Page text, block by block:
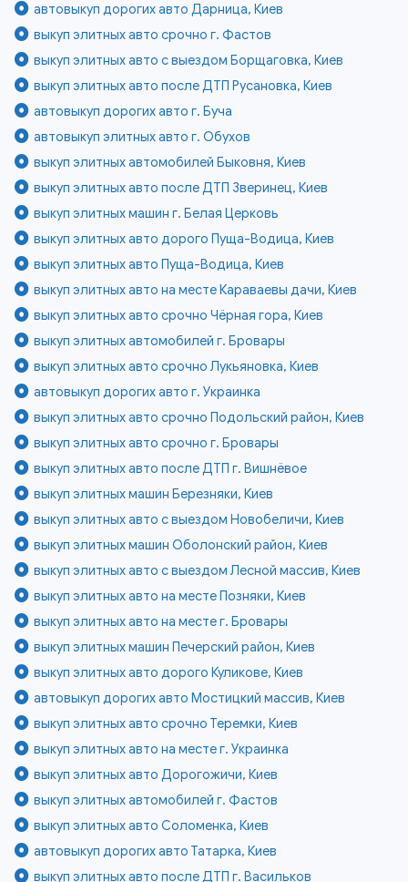
автовыкуп дорогих авто Дарница, Киев
выкуп элитных авто срочно г. Фастов
выкуп элитных авто с выездом Борщаговка, Киев
выкуп элитных авто после ДТП Русановка, Киев
автовыкуп дорогих авто г. Буча
автовыкуп элитных авто г. Обухов
выкуп элитных автомобилей Быковня, Киев
выкуп элитных авто после ДТП Зверинец, Киев
выкуп элитных машин г. Белая Церковь
выкуп элитных авто дорого Пуща-Водица, Киев
выкуп элитных авто Пуща-Водица, Киев
выкуп элитных авто на месте Караваевы дачи, Киев
выкуп элитных авто срочно Чёрная гора, Киев
выкуп элитных автомобилей г. Бровары
выкуп элитных авто срочно Лукьяновка, Киев
автовыкуп дорогих авто г. Украинка
выкуп элитных авто срочно Подольский район, Киев
выкуп элитных авто срочно г. Бровары
выкуп элитных авто после ДТП г. Вишнёвое
выкуп элитных машин Березняки, Киев
выкуп элитных авто с выездом Новобеличи, Киев
выкуп элитных машин Оболонский район, Киев
выкуп элитных авто с выездом Лесной массив, Киев
выкуп элитных авто на месте Позняки, Киев
выкуп элитных авто на месте г. Бровары
выкуп элитных машин Печерский район, Киев
выкуп элитных авто дорого Куликове, Киев
автовыкуп дорогих авто Мостицкий массив, Киев
выкуп элитных авто срочно Теремки, Киев
выкуп элитных авто на месте г. Украинка
выкуп элитных авто Дорогожичи, Киев
выкуп элитных автомобилей г. Фастов
выкуп элитных авто Соломенка, Киев
автовыкуп дорогих авто Татарка, Киев
выкуп элитных авто после ДТП г. Васильков